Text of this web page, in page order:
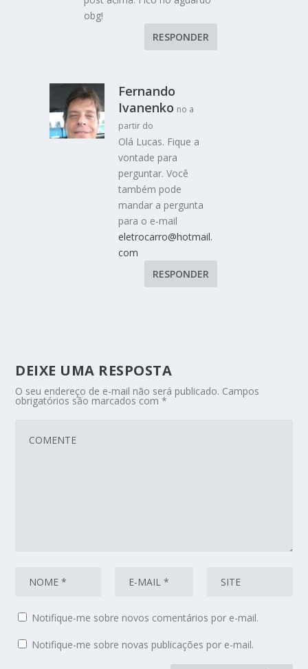
obg!
RESPONDER
Fernando
Ivanenko no a
partir do
Olá Lucas. Fique a
vontade para
perguntar. Você
também pode
mandar a pergunta
para o e-mail
eletrocarro@hotmail.
com
RESPONDER
DEIXE UMA RESPOSTA
O seu endereço de e-mail não será publicado. Campos
obrigatórios são marcados com*
Notifique-me sobre novos comentários por e-mail.
Notifique-me sobre novas publicações por e-mail.